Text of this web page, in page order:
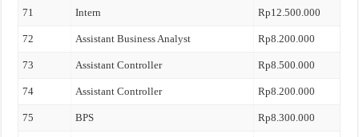
71 Intern Rp12.500.000
72 Assistant Business Analyst Rp8.200.000
73 Assistant Controller Rp8.500.000
74 Assistant Controller Rp8.200.000
75 BPS Rp8.300.000